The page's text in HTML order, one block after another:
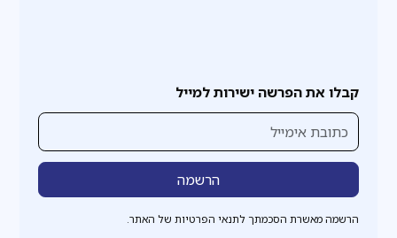
קבלו את הפרשה ישירות למייל
הרשמה מאשרת הסכמתך לתנאי הפרטיות של האתר.